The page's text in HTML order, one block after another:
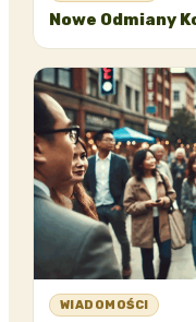
Nowe Odmiany
WIADOMOŚCI